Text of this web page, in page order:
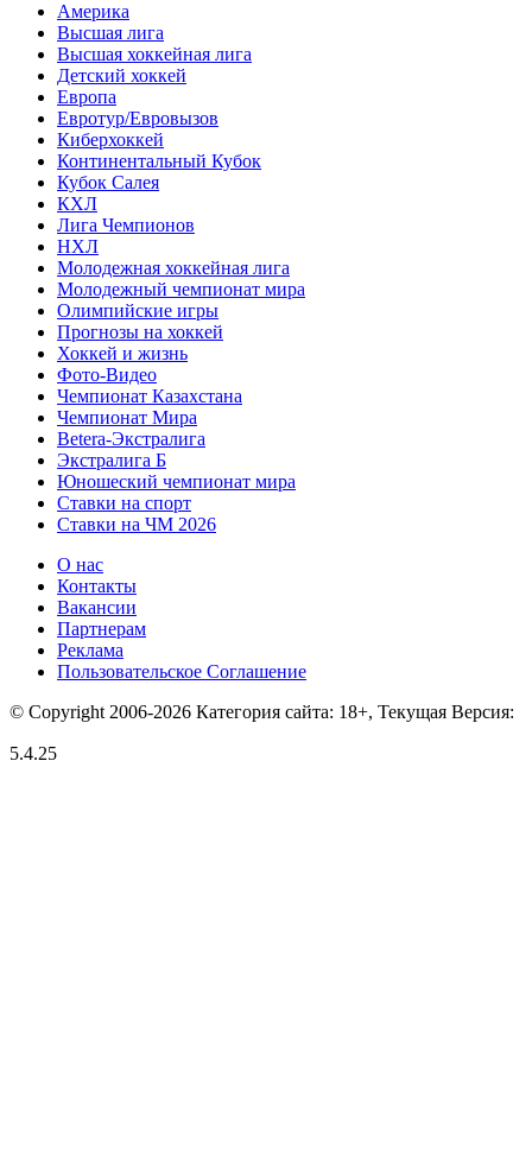
Америка
Высшая лига
Высшая хоккейная лига
Детский хоккей
Европа
Евротур/Евровызов
Киберхоккей
Континентальный Кубок
Кубок Салея
КХЛ
Лига Чемпионов
НХЛ
Молодежная хоккейная лига
Молодежный чемпионат мира
Олимпийские игры
Прогнозы на хоккей
Хоккей и жизнь
Фото-Видео
Чемпионат Казахстана
Чемпионат Мира
Betera-Экстралига
Экстралига Б
Юношеский чемпионат мира
Ставки на спорт
Ставки на ЧМ 2026
О нас
Контакты
Вакансии
Партнерам
Реклама
Пользовательское Соглашение
© Copyright 2006-2026 Категория сайта: 18+, Текущая Версия:
5.4.25